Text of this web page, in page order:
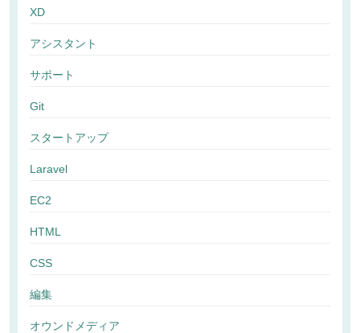
XD
アシスタント
サポート
Git
スタートアップ
Laravel
EC2
HTML
CSS
編集
オウンドメディア